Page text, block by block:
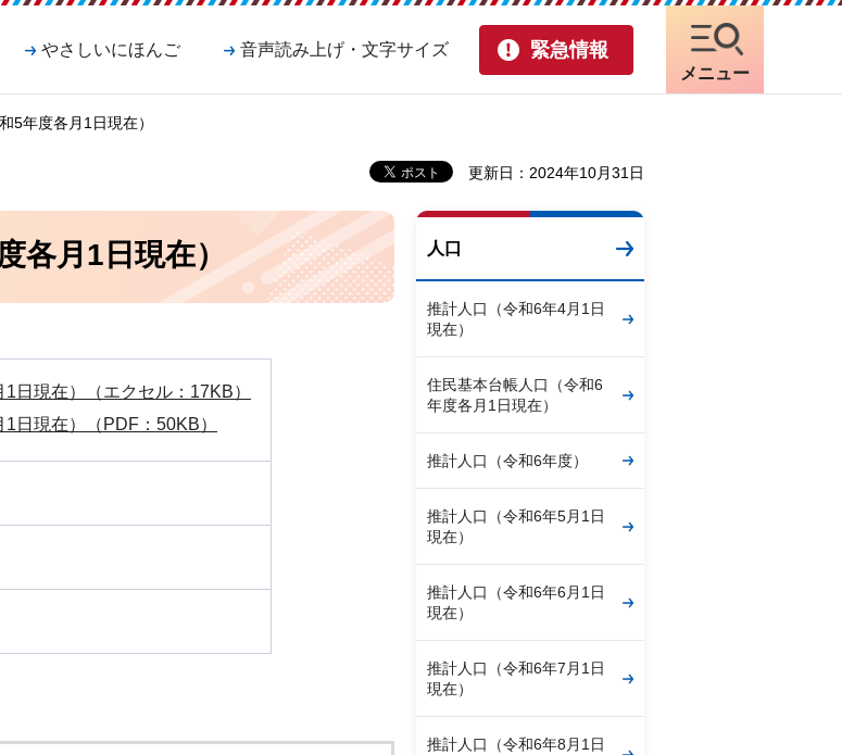
やさしいにほんご 音声読み上げ・文字サイズ 緊急情報
メニュー
5年度各月1日現在）
更新日：2024年10月31日
各月1日現在）
日現在）（エクセル：17KB）
日現在）（PDF：50KB）
人口
推計人口（令和6年4月1日
現在）
住民基本台帳人口（令和6
年度各月1日現在）
推計人口（令和6年度）
推計人口（令和6年5月1日
現在）
推計人口（令和6年6月1日
現在）
推計人口（令和6年7月1日
現在）
推計人口（令和6年8月1日